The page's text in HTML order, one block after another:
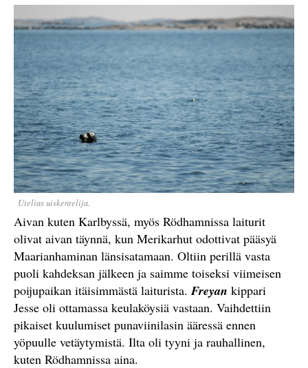
Utelias uiskentelija.
Aivan kuten Karlbyssä, myös Rödhamnissa laiturit
olivat aivan täynnä, kun Merikarhut odottivat pääsyä
Maarianhaminan länsisatamaan. Oltiin perillä vasta
puoli kahdeksan jälkeen ja saimme toiseksi viimeisen
poijupaikan itäisimmästä laiturista.Freyan kippari
Jesse oli ottamassa keulaköysiä vastaan. Vaihdettiin
pikaiset kuulumiset punaviinilasin ääressä ennen
yöpuulle vetäytymistä. Ilta oli tyyni ja rauhallinen,
kuten Rödhamnissa aina.